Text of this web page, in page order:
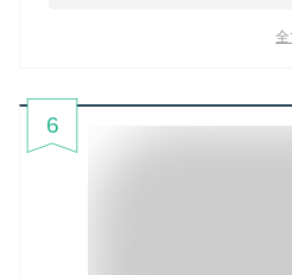
全
6